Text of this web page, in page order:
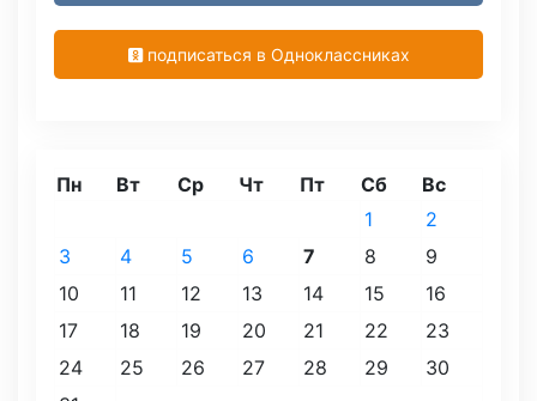
подписаться в Одноклассниках
Пн Вт Ср Чт Пт Сб
Вс
1
2
3
4 5 6 7 8
9
10
11 12 13 14 15
16
17
18 19 20 21 22
23
24
25 26 27 28 29
30